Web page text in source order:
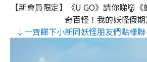
【新會員限定】《U GO》請你睇👹
奇百怪！我的妖怪假期
↓一齊睇下小新同妖怪朋友們點樣